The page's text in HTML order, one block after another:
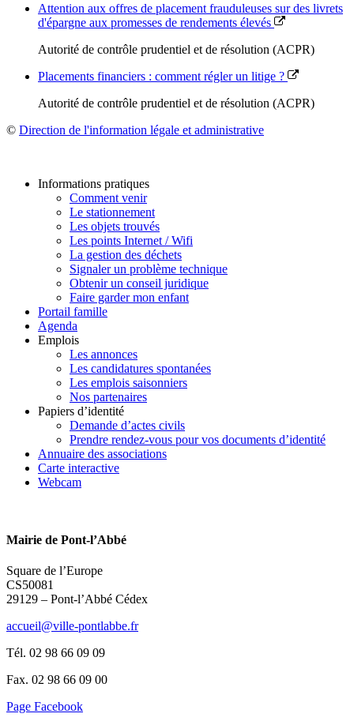
Attention aux offres de placement frauduleuses sur des livrets
d'épargne aux promesses de rendements élevés
Autorité de contrôle prudentiel et de résolution (ACPR)
Placements financiers : comment régler un litige ?
Autorité de contrôle prudentiel et de résolution (ACPR)
© Direction de l'information légale et administrative
Informations pratiques
Comment venir
Le stationnement
Les objets trouvés
Les points Internet / Wifi
La gestion des déchets
Signaler un problème technique
Obtenir un conseil juridique
Faire garder mon enfant
Portail famille
Agenda
Emplois
Les annonces
Les candidatures spontanées
Les emplois saisonniers
Nos partenaires
Papiers d’identité
Demande d’actes civils
Prendre rendez-vous pour vos documents d’identité
Annuaire des associations
Carte interactive
Webcam
Mairie de Pont-l’Abbé
Square de l’Europe
CS50081
29129 – Pont-l’Abbé Cédex
accueil@ville-pontlabbe.fr
Tél. 02 98 66 09 09
Fax. 02 98 66 09 00
Page Facebook